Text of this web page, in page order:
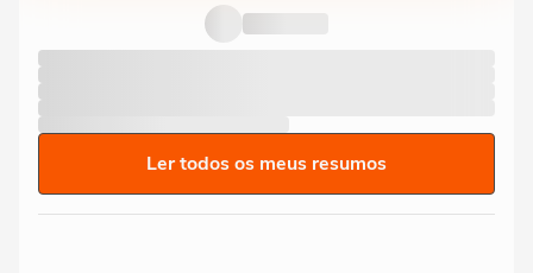
de 'vagabundo' por presidente...
Ler todos os meus resumos